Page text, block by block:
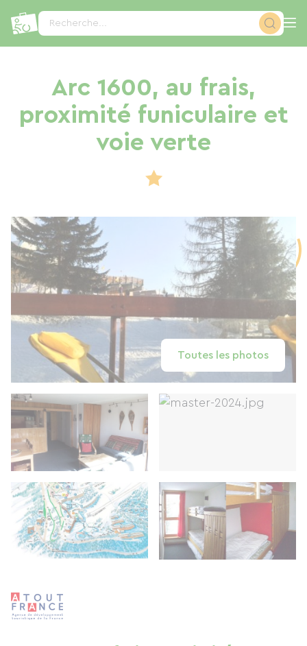
Recherche...
Arc 1600, au frais,
proximité funiculaire et
voie verte
Toutes les photos
Panneau de gestion des cookies